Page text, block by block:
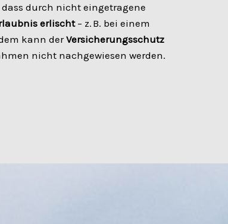
durch nicht eingetragene
erlischt– z. B. bei einem
kann derVersicherungsschutz
nicht nachgewiesen werden.